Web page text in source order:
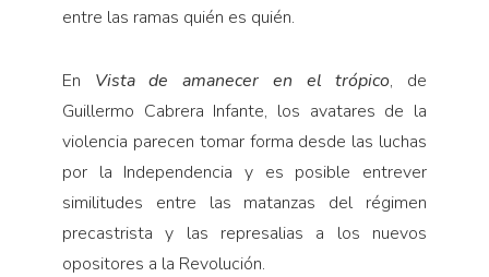
entre las ramas quién es quién.
En Vista de amanecer en el trópico, de
Guillermo Cabrera Infante, los avatares de la
violencia parecen tomar forma desde las luchas
por la Independencia y es posible entrever
similitudes entre las matanzas del régimen
precastrista y las represalias a los nuevos
opositores a la Revolución.